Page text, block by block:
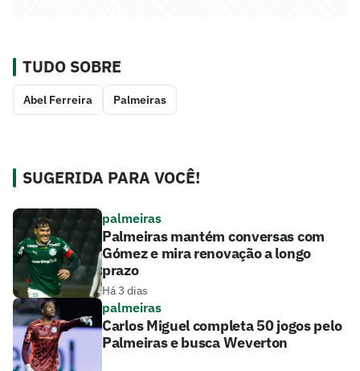
TUDO SOBRE
Abel Ferreira Palmeiras
SUGERIDA PARA VOCÊ!
palmeiras
Palmeiras mantém conversas com
Gómez e mira renovação a longo
prazo
Há 3 dias
palmeiras
Carlos Miguel completa 50 jogos pelo
Palmeiras e busca Weverton